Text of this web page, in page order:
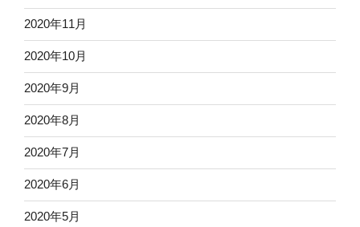
2020年11月
2020年10月
2020年9月
2020年8月
2020年7月
2020年6月
2020年5月